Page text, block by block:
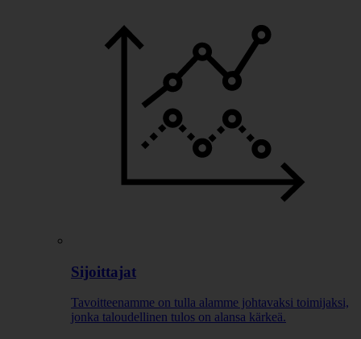
Sijoittajat
Tavoitteenamme on tulla alamme johtavaksi toimijaksi,
jonka taloudellinen tulos on alansa kärkeä.